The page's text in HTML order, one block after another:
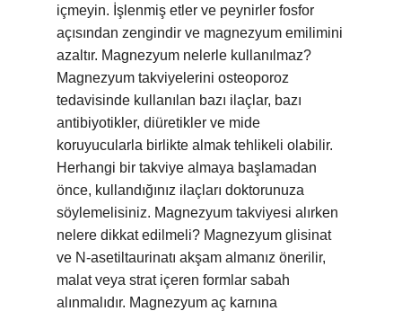
içmeyin. İşlenmiş etler ve peynirler fosfor
açısından zengindir ve magnezyum emilimini
azaltır. Magnezyum nelerle kullanılmaz?
Magnezyum takviyelerini osteoporoz
tedavisinde kullanılan bazı ilaçlar, bazı
antibiyotikler, diüretikler ve mide
koruyucularla birlikte almak tehlikeli olabilir.
Herhangi bir takviye almaya başlamadan
önce, kullandığınız ilaçları doktorunuza
söylemelisiniz. Magnezyum takviyesi alırken
nelere dikkat edilmeli? Magnezyum glisinat
ve N-asetiltaurinatı akşam almanız önerilir,
malat veya strat içeren formlar sabah
alınmalıdır. Magnezyum aç karnına